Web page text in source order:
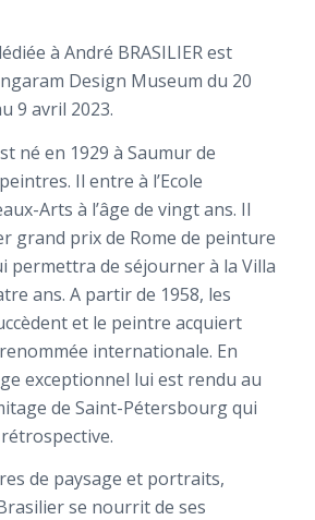
à André BRASILIER est
Design Museum du 20
9 avril 2023.
né en 1929 à Saumur de
Il entre à l’Ecole
Arts à l’âge de vingt ans. Il
grand prix de Rome de peinture
permettra de séjourner à la Villa
ans. A partir de 1958, les
et le peintre acquiert
internationale. En
exceptionnel lui est rendu au
de Saint-Pétersbourg qui
de paysage et portraits,
se nourrit de ses